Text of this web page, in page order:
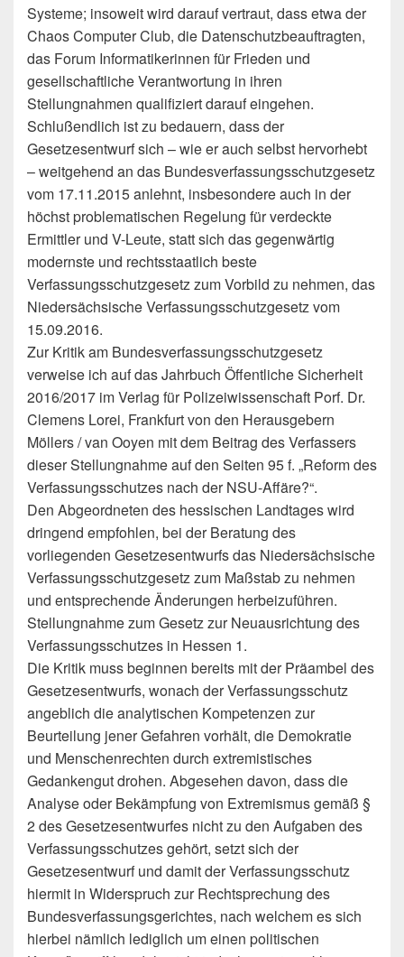
Systeme; insoweit wird darauf vertraut, dass etwa der
Chaos Computer Club, die Datenschutzbeauftragten,
das Forum Informatikerinnen für Frieden und
gesellschaftliche Verantwortung in ihren
Stellungnahmen qualifiziert darauf eingehen.
Schlußendlich ist zu bedauern, dass der
Gesetzesentwurf sich – wie er auch selbst hervorhebt
– weitgehend an das Bundesverfassungsschutzgesetz
vom 17.11.2015 anlehnt, insbesondere auch in der
höchst problematischen Regelung für verdeckte
Ermittler und V-Leute, statt sich das gegenwärtig
modernste und rechtsstaatlich beste
Verfassungsschutzgesetz zum Vorbild zu nehmen, das
Niedersächsische Verfassungsschutzgesetz vom
15.09.2016.
Zur Kritik am Bundesverfassungsschutzgesetz
verweise ich auf das Jahrbuch Öffentliche Sicherheit
2016/2017 im Verlag für Polizeiwissenschaft Porf. Dr.
Clemens Lorei, Frankfurt von den Herausgebern
Möllers / van Ooyen mit dem Beitrag des Verfassers
dieser Stellungnahme auf den Seiten 95 f. „Reform des
Verfassungsschutzes nach der NSU-Affäre?“.
Den Abgeordneten des hessischen Landtages wird
dringend empfohlen, bei der Beratung des
vorliegenden Gesetzesentwurfs das Niedersächsische
Verfassungsschutzgesetz zum Maßstab zu nehmen
und entsprechende Änderungen herbeizuführen.
Stellungnahme zum Gesetz zur Neuausrichtung des
Verfassungsschutzes in Hessen 1.
Die Kritik muss beginnen bereits mit der Präambel des
Gesetzesentwurfs, wonach der Verfassungsschutz
angeblich die analytischen Kompetenzen zur
Beurteilung jener Gefahren vorhält, die Demokratie
und Menschenrechten durch extremistisches
Gedankengut drohen. Abgesehen davon, dass die
Analyse oder Bekämpfung von Extremismus gemäß §
2 des Gesetzesentwurfes nicht zu den Aufgaben des
Verfassungsschutzes gehört, setzt sich der
Gesetzesentwurf und damit der Verfassungsschutz
hiermit in Widerspruch zur Rechtsprechung des
Bundesverfassungsgerichtes, nach welchem es sich
hierbei nämlich lediglich um einen politischen